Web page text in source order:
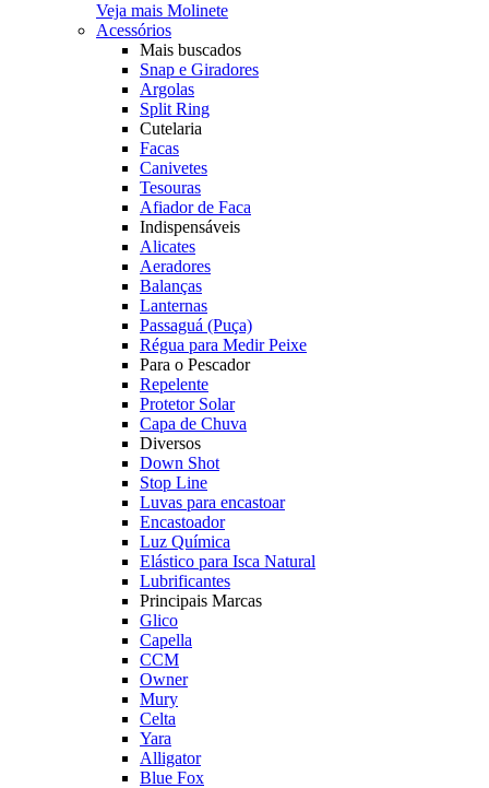
Veja mais Molinete
Acessórios
Mais buscados
Snap e Giradores
Argolas
Split Ring
Cutelaria
Facas
Canivetes
Tesouras
Afiador de Faca
Indispensáveis
Alicates
Aeradores
Balanças
Lanternas
Passaguá (Puça)
Régua para Medir Peixe
Para o Pescador
Repelente
Protetor Solar
Capa de Chuva
Diversos
Down Shot
Stop Line
Luvas para encastoar
Encastoador
Luz Química
Elástico para Isca Natural
Lubrificantes
Principais Marcas
Glico
Capella
CCM
Owner
Mury
Celta
Yara
Alligator
Blue Fox